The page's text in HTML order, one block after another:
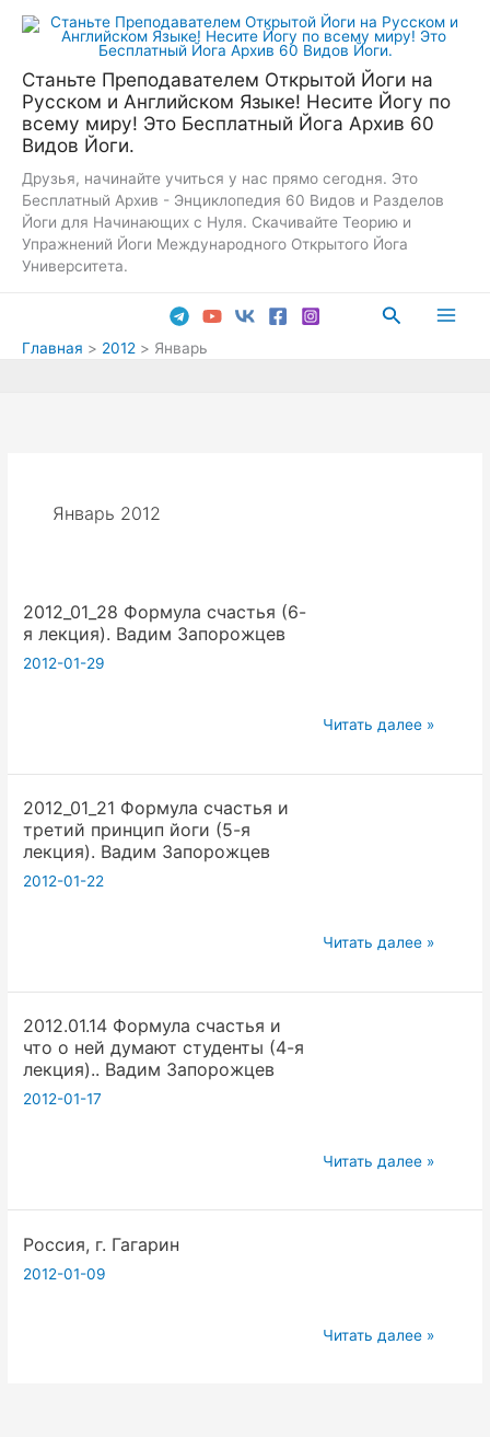
Перейти
Станьте Преподавателем Открытой Йоги на
Русском и Английском Языке! Несите Йогу по
всему миру! Это Бесплатный Йога Архив 60
Видов Йоги.
Друзья, начинайте учиться у нас прямо сегодня. Это
Бесплатный Архив - Энциклопедия 60 Видов и Разделов
Йоги для Начинающих с Нуля. Скачивайте Теорию и
Упражнений Йоги Международного Открытого Йога
Университета.
Поиск
Главная 2012 Январь
Январь 2012
2012_01_28 Формула счастья (6-
я лекция). Вадим Запорожцев
2012-01-29
2012_01_28
счастья
Читать далее »
2012_01_21 Формула счастья и
третий принцип йоги (5-я
лекция). Вадим Запорожцев
2012-01-22
2012_01_21
счастья
я
Вадим
Читать далее »
2012.01.14 Формула счастья и
что о ней думают студенты (4-я
лекция).. Вадим Запорожцев
2012-01-17
2012.01.14
счастья
Читать далее »
Россия, г. Гагарин
2012-01-09
Россия,
Читать далее »